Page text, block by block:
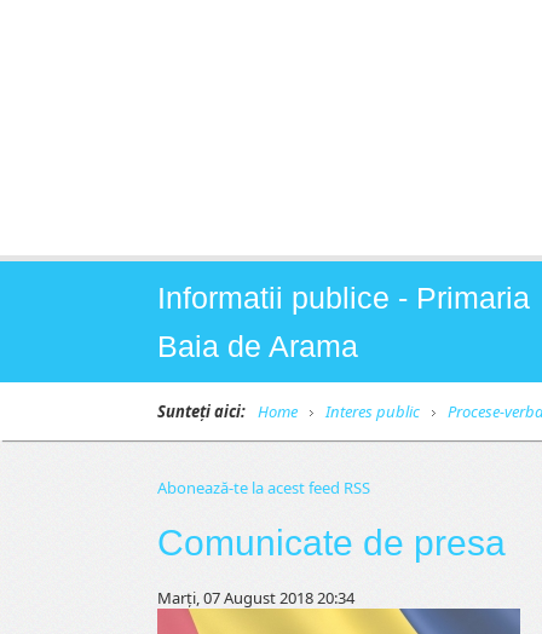
Informatii publice - Primaria
Baia de Arama
Sunteți aici: Home Interes public Procese-
Abonează-te la acest feed RSS
Comunicate de presa
Marți, 07 August 2018 20:34